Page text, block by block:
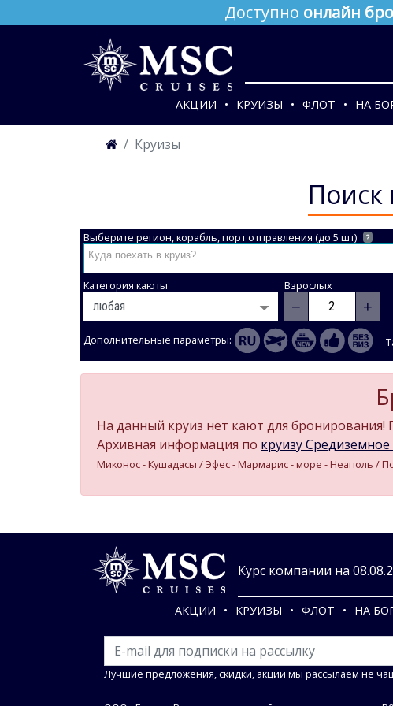
Доступно онлайн
АКЦИИ КРУИЗЫ ФЛОТ НА
Круизы
Поиск
Выберите регион, корабль, порт отправления (до 5 шт) ?
Категория каюты Взрослых
− +
Дополнительные параметры:
На данный круиз нет кают для бронирования!
Архивная информация по круизу Средиземное
Миконос - Кушадасы / Эфес - Мармарис - море - Неаполь /
Курс компании на
АКЦИИ КРУИЗЫ ФЛОТ НА
Лучшие предложения, скидки, акции мы рассылаем не